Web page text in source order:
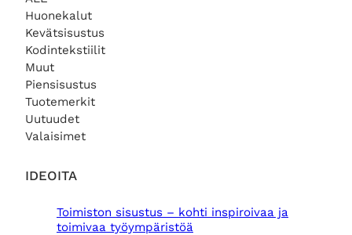
Huonekalut
Kevätsisustus
Kodintekstiilit
Muut
Piensisustus
Tuotemerkit
Uutuudet
Valaisimet
IDEOITA
Toimiston sisustus – kohti inspiroivaa ja
toimivaa työympäristöä